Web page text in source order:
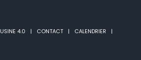
USINE 4.0 CONTACT
CALENDRIER